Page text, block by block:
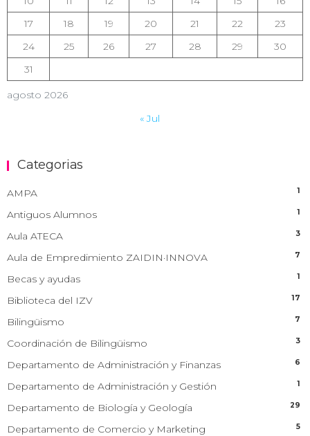
agosto 2026
17
18 19 20 21 22
23
24
25 26 27 28 29
30
31
« Jul
Categorias
AMPA 1
Antiguos Alumnos 1
Aula ATECA 3
Aula de Empredimiento ZAIDIN·INNOVA 7
Becas y ayudas 1
Biblioteca del IZV 17
Bilingüismo 7
Coordinación de Bilingüismo 3
Departamento de Administración y Finanzas 6
Departamento de Administración y Gestión 1
Departamento de Biología y Geología 29
Departamento de Comercio y Marketing 5